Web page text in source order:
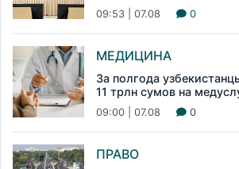
09:53 | 07.08 0
МЕДИЦИНА
За полгода
11 трлн сумов на
09:00 | 07.08 0
ПРАВО